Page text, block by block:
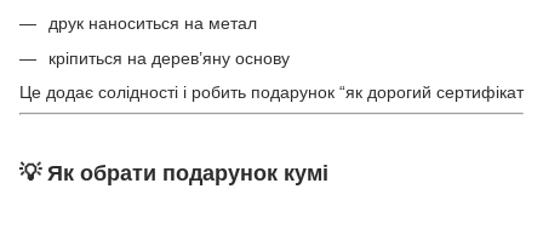
друк наноситься на метал
кріпиться на дерев’яну основу
Це додає солідності і робить подарунок “як дорогий сертифікат
💡 Як обрати подарунок кумі